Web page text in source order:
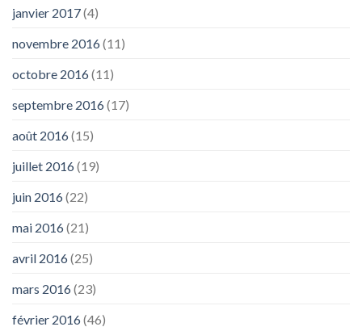
janvier 2017(4)
novembre 2016(11)
octobre 2016(11)
septembre 2016(17)
août 2016(15)
juillet 2016(19)
juin 2016(22)
mai 2016(21)
avril 2016(25)
mars 2016(23)
février 2016(46)